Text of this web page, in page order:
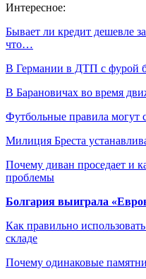
Интересное:
Бывает ли кредит дешевле
что…
В Германии в ДТП с фурой
В Барановичах во время
Футбольные правила могут
Милиция Бреста
Почему диван проседает и
проблемы
Болгария выиграла
Как правильно
складе
Почему одинаковые